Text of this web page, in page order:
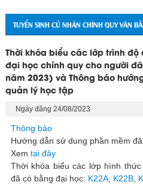
TUYỂN SINH CỬ NHÂN CHÍNH QUY VĂN
Thời khóa biểu các lớp trình
đại học chính quy cho người
năm 2023) và Thông báo
quản lý học tập
Ngày đăng 24/08/2023
Thông báo
Hướng dẫn sử dung phần mềm
Xem tại đây
Thời khóa biểu các lớp hình
đã có bằng đại học: K22A, K22B,